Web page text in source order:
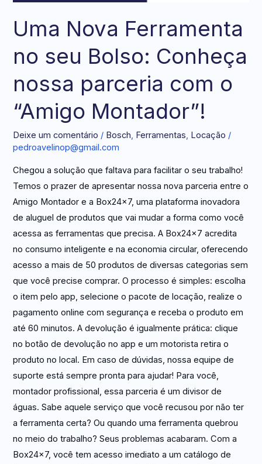
Uma Nova Ferramenta
no seu Bolso: Conheça
nossa parceria com o
“Amigo Montador”!
Deixe um comentário / Bosch, Ferramentas, Locação /
pedroavelinop@gmail.com
Chegou a solução que faltava para facilitar o seu trabalho!
Temos o prazer de apresentar nossa nova parceria entre o
Amigo Montador e a Box24x7, uma plataforma inovadora
de aluguel de produtos que vai mudar a forma como você
acessa as ferramentas que precisa. A Box24x7 acredita
no consumo inteligente e na economia circular, oferecendo
acesso a mais de 50 produtos de diversas categorias sem
que você precise comprar. O processo é simples: escolha
o item pelo app, selecione o pacote de locação, realize o
pagamento online com segurança e receba o produto em
até 60 minutos. A devolução é igualmente prática: clique
no botão de devolução no app e um motorista retira o
produto no local. Em caso de dúvidas, nossa equipe de
suporte está sempre pronta para ajudar! Para você,
montador profissional, essa parceria é um divisor de
águas. Sabe aquele serviço que você recusou por não ter
a ferramenta certa? Ou quando uma ferramenta quebrou
no meio do trabalho? Seus problemas acabaram. Com a
Box24x7, você tem acesso imediato a um catálogo de